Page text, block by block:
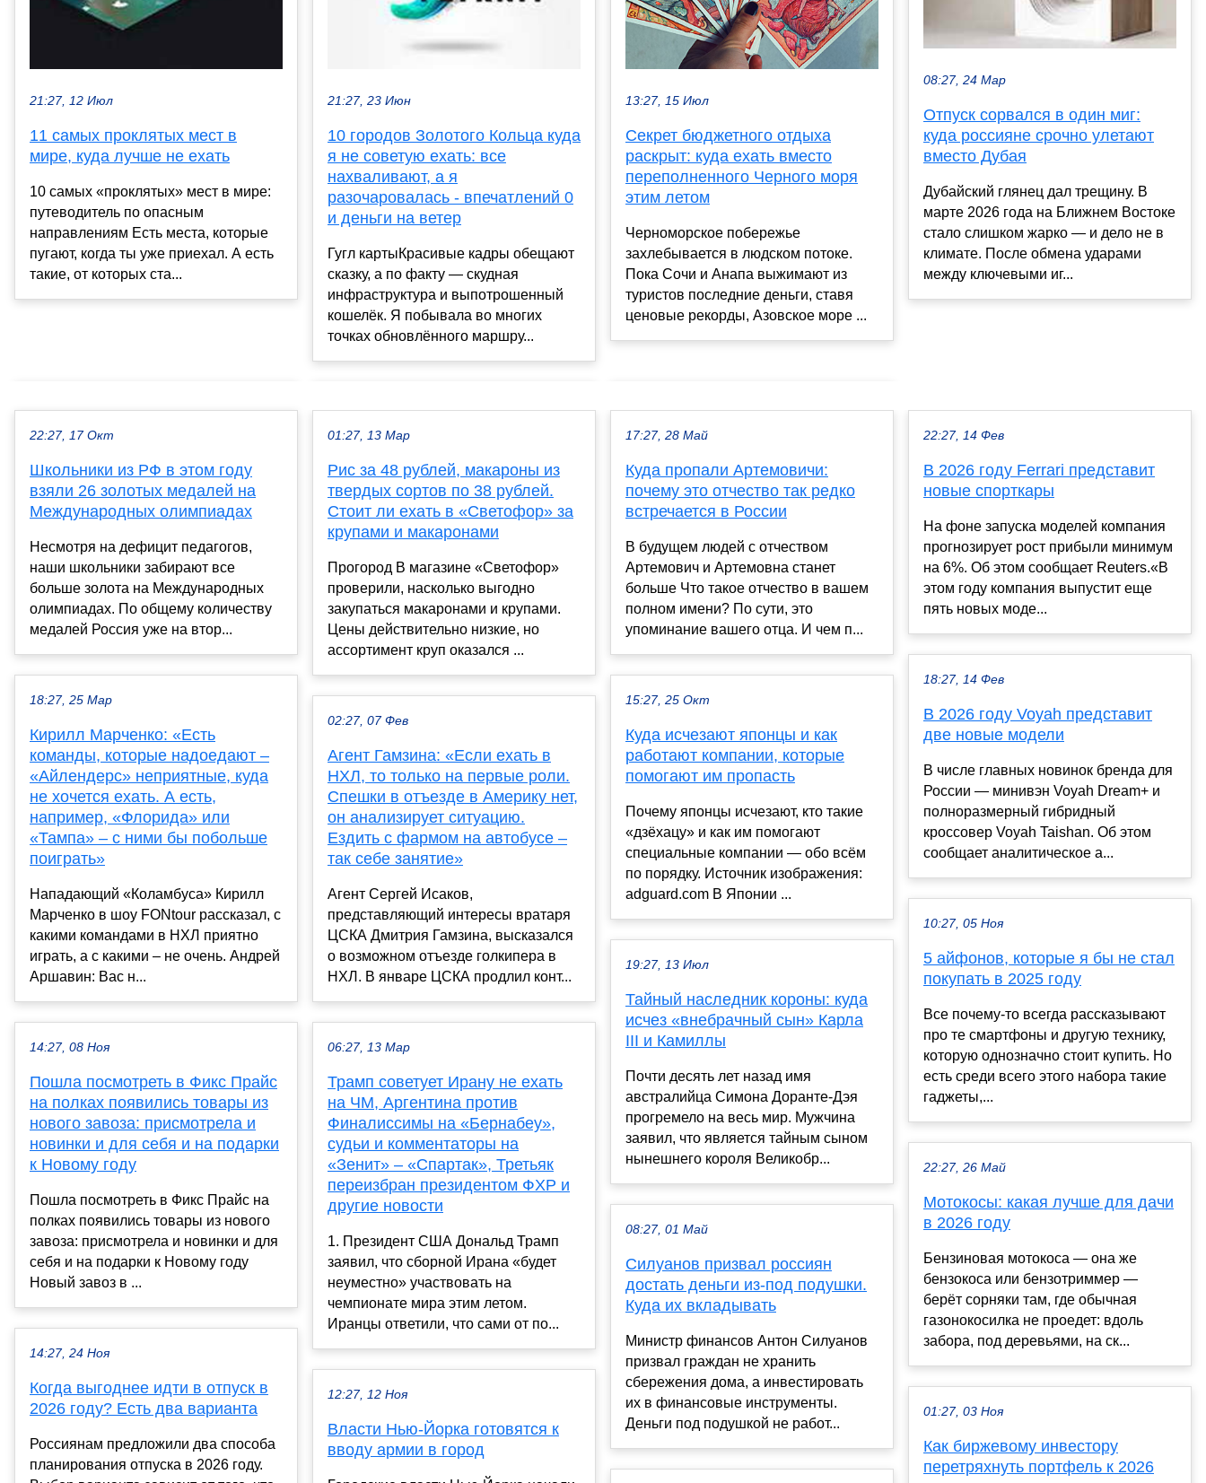
21:27, 12 Июл
11 самых проклятых мест в
мире, куда лучше не ехать
10 самых «проклятых» мест в мире:
путеводитель по опасным
направлениям Есть места, которые
пугают, когда ты уже приехал. А есть
такие, от которых ста...
21:27, 23 Июн
10 городов Золотого Кольца куда
я не советую ехать: все
нахваливают, а я
разочаровалась - впечатлений 0
и деньги на ветер
Гугл картыКрасивые кадры обещают
сказку, а по факту — скудная
инфраструктура и выпотрошенный
кошелёк. Я побывала во многих
точках обновлённого маршру...
13:27, 15 Июл
Секрет бюджетного отдыха
раскрыт: куда ехать вместо
переполненного Черного моря
этим летом
Черноморское побережье
захлебывается в людском потоке.
Пока Сочи и Анапа выжимают из
туристов последние деньги, ставя
ценовые рекорды, Азовское море ...
08:27, 24 Мар
Отпуск сорвался в один миг:
куда россияне срочно улетают
вместо Дубая
Дубайский глянец дал трещину. В
марте 2026 года на Ближнем Востоке
стало слишком жарко — и дело не в
климате. После обмена ударами
между ключевыми иг...
22:27, 17 Окт
Школьники из РФ в этом году
взяли 26 золотых медалей на
Международных олимпиадах
Несмотря на дефицит педагогов,
наши школьники забирают все
больше золота на Международных
олимпиадах. По общему количеству
медалей Россия уже на втор...
18:27, 25 Мар
Кирилл Марченко: «Есть
команды, которые надоедают –
«Айлендерс» неприятные, куда
не хочется ехать. А есть,
например, «Флорида» или
«Тампа» – с ними бы побольше
поиграть»
Нападающий «Коламбуса» Кирилл
Марченко в шоу FONtour рассказал, с
какими командами в НХЛ приятно
играть, а с какими – не очень. Андрей
Аршавин: Вас н...
14:27, 08 Ноя
Пошла посмотреть в Фикс Прайс
на полках появились товары из
нового завоза: присмотрела и
новинки и для себя и на подарки
к Новому году
Пошла посмотреть в Фикс Прайс на
полках появились товары из нового
завоза: присмотрела и новинки и для
себя и на подарки к Новому году
Новый завоз в ...
14:27, 24 Ноя
Когда выгоднее идти в отпуск в
2026 году? Есть два варианта
Россиянам предложили два способа
планирования отпуска в 2026 году.
01:27, 13 Мар
Рис за 48 рублей, макароны из
твердых сортов по 38 рублей.
Стоит ли ехать в «Светофор» за
крупами и макаронами
Прогород В магазине «Светофор»
проверили, насколько выгодно
закупаться макаронами и крупами.
Цены действительно низкие, но
ассортимент круп оказался ...
02:27, 07 Фев
Агент Гамзина: «Если ехать в
НХЛ, то только на первые роли.
Спешки в отъезде в Америку нет,
он анализирует ситуацию.
Ездить с фармом на автобусе –
так себе занятие»
Агент Сергей Исаков,
представляющий интересы вратаря
ЦСКА Дмитрия Гамзина, высказался
о возможном отъезде голкипера в
НХЛ. В январе ЦСКА продлил конт...
06:27, 13 Мар
Трамп советует Ирану не ехать
на ЧМ, Аргентина против
Финалиссимы на «Бернабеу»,
судьи и комментаторы на
«Зенит» – «Спартак», Третьяк
переизбран президентом ФХР и
другие новости
1. Президент США Дональд Трамп
заявил, что сборной Ирана «будет
неуместно» участвовать на
чемпионате мира этим летом.
Иранцы ответили, что сами от по...
12:27, 12 Ноя
Власти Нью-Йорка готовятся к
вводу армии в город
17:27, 28 Май
Куда пропали Артемовичи:
почему это отчество так редко
встречается в России
В будущем людей с отчеством
Артемович и Артемовна станет
больше Что такое отчество в вашем
полном имени? По сути, это
упоминание вашего отца. И чем п...
15:27, 25 Окт
Куда исчезают японцы и как
работают компании, которые
помогают им пропасть
Почему японцы исчезают, кто такие
«дзёхацу» и как им помогают
специальные компании — обо всём
по порядку. Источник изображения:
adguard.com В Японии ...
19:27, 13 Июл
Тайный наследник короны: куда
исчез «внебрачный сын» Карла
III и Камиллы
Почти десять лет назад имя
австралийца Симона Доранте-Дэя
прогремело на весь мир. Мужчина
заявил, что является тайным сыном
нынешнего короля Великобр...
08:27, 01 Май
Силуанов призвал россиян
достать деньги из-под подушки.
Куда их вкладывать
Министр финансов Антон Силуанов
призвал граждан не хранить
сбережения дома, а инвестировать
их в финансовые инструменты.
Деньги под подушкой не работ...
22:27, 14 Фев
В 2026 году Ferrari представит
новые спорткары
На фоне запуска моделей компания
прогнозирует рост прибыли минимум
на 6%. Об этом сообщает Reuters.«В
этом году компания выпустит еще
пять новых моде...
18:27, 14 Фев
В 2026 году Voyah представит
две новые модели
В числе главных новинок бренда для
России — минивэн Voyah Dream+ и
полноразмерный гибридный
кроссовер Voyah Taishan. Об этом
сообщает аналитическое а...
10:27, 05 Ноя
5 айфонов, которые я бы не стал
покупать в 2025 году
Все почему-то всегда рассказывают
про те смартфоны и другую технику,
которую однозначно стоит купить. Но
есть среди всего этого набора такие
гаджеты,...
22:27, 26 Май
Мотокосы: какая лучше для дачи
в 2026 году
Бензиновая мотокоса — она же
бензокоса или бензотриммер —
берёт сорняки там, где обычная
газонокосилка не проедет: вдоль
забора, под деревьями, на ск...
01:27, 03 Ноя
Как биржевому инвестору
перетряхнуть портфель к 2026